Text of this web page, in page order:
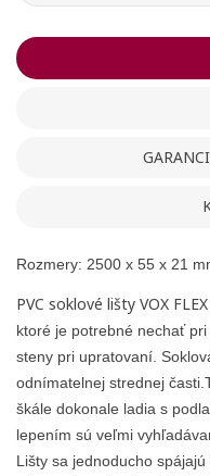
Rozmery: 2500 x 55 x 21
PVC soklové lišty VOX FLEX
ktoré je potrebné nechať
steny pri upratovaní.
odnímatelnej strednej
škále dokonale ladia s
lepením sú veľmi
Lišty sa jednoducho spájajú
Pridať do
Meno zoznamu
Na vytvorenie zoznamu
prihlásiť sa.